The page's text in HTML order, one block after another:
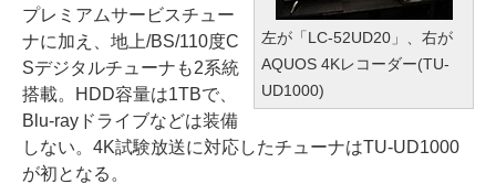
左が「LC-52UD20」、右が
AQUOS 4Kレコーダー(TU-
UD1000)
プレミアムサービスチュー
ナに加え、地上/BS/110度C
Sデジタルチューナも2系統
搭載。HDD容量は1TBで、
Blu-rayドライブなどは装備
しない。4K試験放送に対応したチューナはTU-UD1000
が初となる。